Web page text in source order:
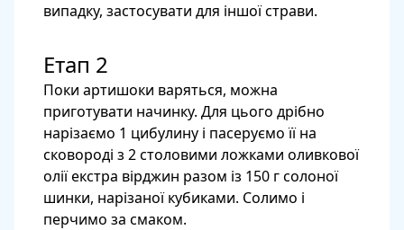
випадку, застосувати для іншої страви.
Етап 2
Поки артишоки варяться, можна
приготувати начинку. Для цього дрібно
нарізаємо 1 цибулину і пасеруємо її на
сковороді з 2 столовими ложками оливкової
олії екстра вірджин разом із 150 г солоної
шинки, нарізаної кубиками. Солимо і
перчимо за смаком.